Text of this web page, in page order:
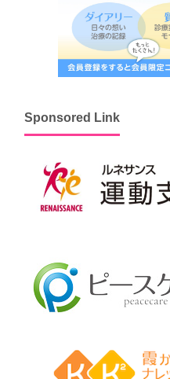
Sponsored Link